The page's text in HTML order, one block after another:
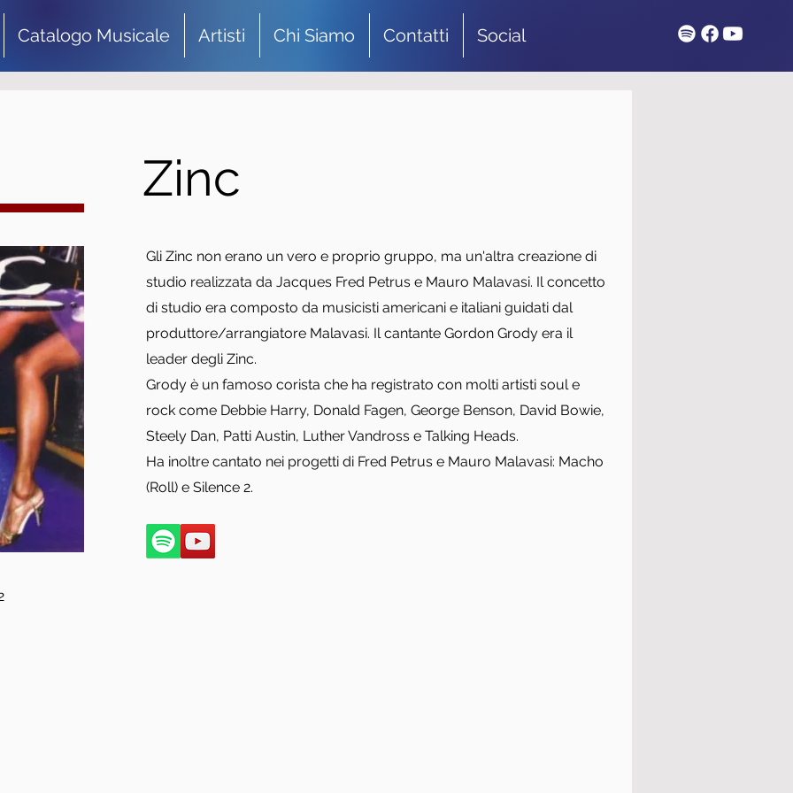
Catalogo Musicale Artisti Chi Siamo Contatti Social
Zinc
Gli Zinc non erano un vero e proprio gruppo, ma un'altra creazione di
studio realizzata da Jacques Fred Petrus e Mauro Malavasi. Il concetto
di studio era composto da musicisti americani e italiani guidati dal
produttore/arrangiatore Malavasi. Il cantante Gordon Grody era il
leader degli Zinc.
Grody è un famoso corista che ha registrato con molti artisti soul e
rock come Debbie Harry, Donald Fagen, George Benson, David Bowie,
Steely Dan, Patti Austin, Luther Vandross e Talking Heads.
Ha inoltre cantato nei progetti di Fred Petrus e Mauro Malavasi: Macho
(Roll) e Silence 2.